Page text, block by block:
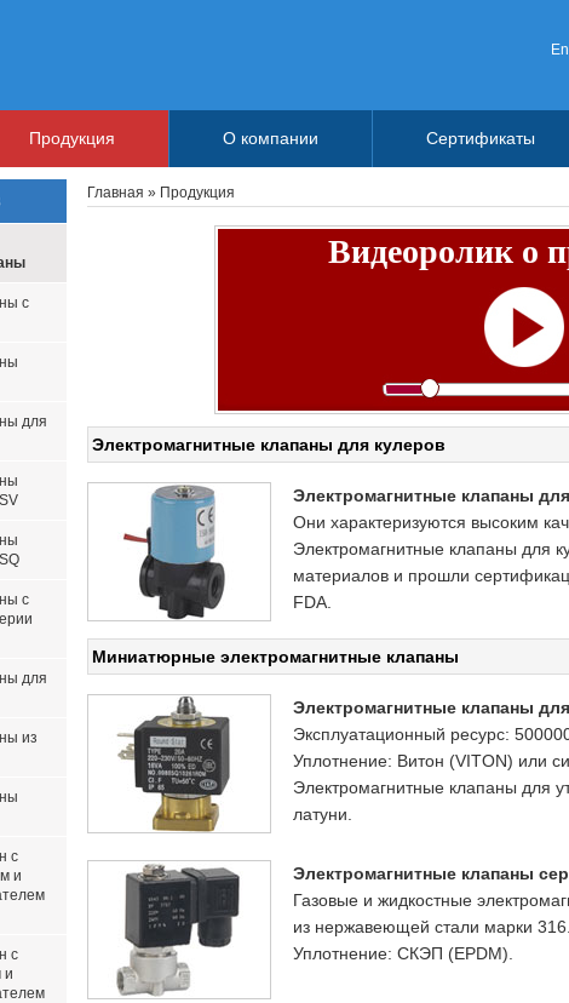
Продукция О компании Сертификаты
с
для
с
для
из
с
и
с
и
Главная » Продукция
Видеоролик о
Электромагнитные клапаны для кулеров
Электромагнитные клапаны
Они характеризуются высоким
Электромагнитные клапаны для
материалов и прошли
FDA.
Миниатюрные электромагнитные клапаны
Электромагнитные клапаны
Эксплуатационный ресурс:
Уплотнение: Витон (VITON) или
Электромагнитные клапаны для
латуни.
Электромагнитные клапаны
Газовые и жидкостные
из нержавеющей стали марки 316.
Уплотнение: СКЭП (EPDM).